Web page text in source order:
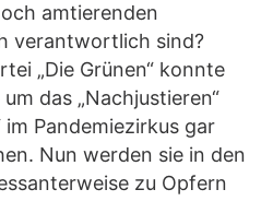
amtierenden
verantwortlich sind?
„Die Grünen“ konnte
das „Nachjustieren“
im Pandemiezirkus gar
Nun werden sie in den
zu Opfern